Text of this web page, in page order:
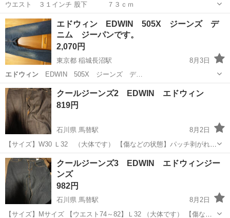
ウエスト ３１インチ 股下 ７３ｃｍ
新潟 南蒲原郡 羽生田駅 エドウィン
エドウィン EDWIN 505X ジーンズ デ
ニム ジーパンです。
2,070円
東京都 稲城長沼駅
8月3日
エドウィンEDWIN 505X ジーンズ デ…
東京 稲城市 ジーンズ/デニム エドウィン
クールジーンズ2 EDWIN エドウィン
819円
石川県 馬替駅
8月2日
【サイズ】W30 Ｌ32 （大体です） 【傷などの状態】パッチ剥がれ
【アピールポイント】状態はいいのでまだまだ使えます！ 【希望取引
場所】 イオンタウン野々市 【希望取引日時】 毎週 土曜日 日曜日
上記の条件に合わ...
石川 野々市市 ジーンズ/デニム エドウィン
クールジーンズ3 EDWIN エドウィンジー
ンズ
982円
石川県 馬替駅
8月2日
【サイズ】Mサイズ 【ウエスト74～82】Ｌ32 （大体です） 【傷など